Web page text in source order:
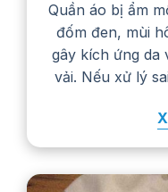
Quần áo bị ẩm
đốm đen, mùi
gây kích ứng da
vải. Nếu xử lý
nhanh hư